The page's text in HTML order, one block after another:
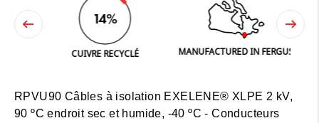
14%
CUIVRE RECYCLÉ MANUFACTURED IN FERGUS
RPVU90 Câbles à isolation EXELENE® XLPE 2 kV,
90 ºC endroit sec et humide, -40 ºC - Conducteurs